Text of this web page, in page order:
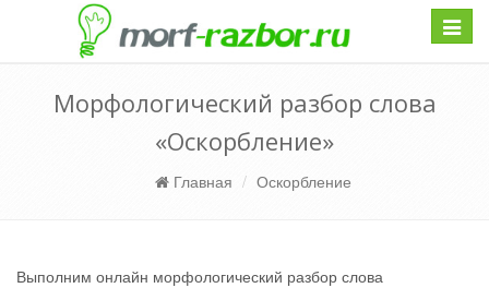
Морфологический разбор слова
«Оскорбление»
Главная Оскорбление
Выполним онлайн морфологический разбор слова